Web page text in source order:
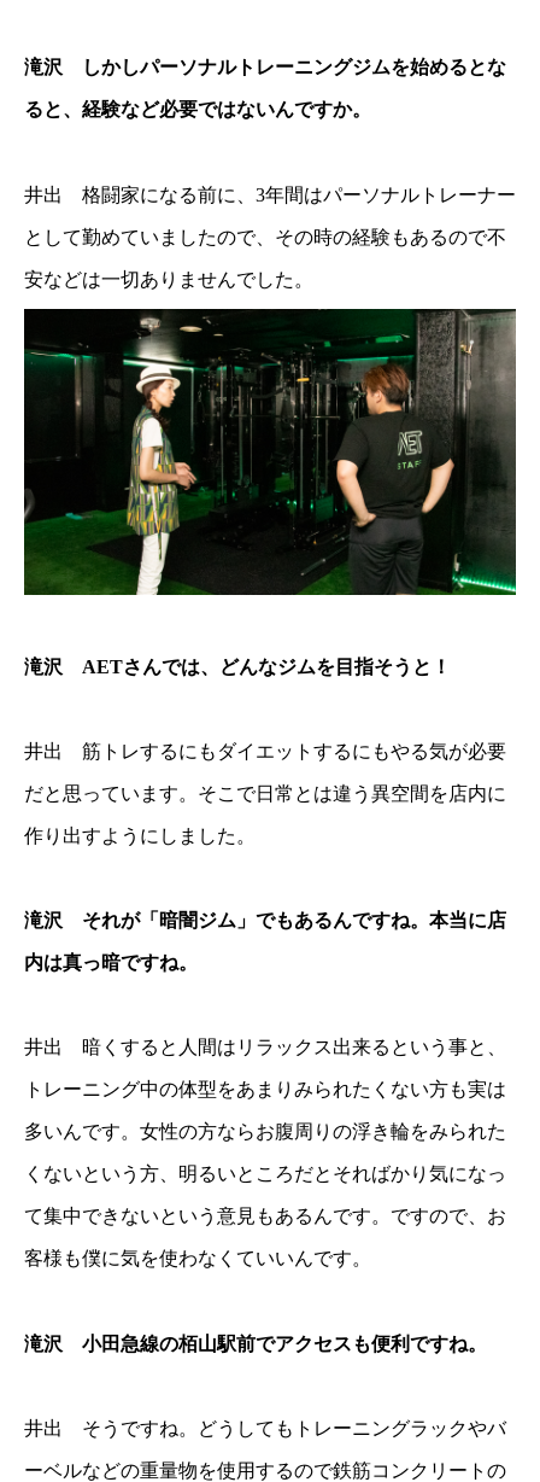
滝沢 しかしパーソナルトレーニングジムを始めるとな
ると、経験など必要ではないんですか。
井出 格闘家になる前に、3年間はパーソナルトレーナー
として勤めていましたので、その時の経験もあるので不
安などは一切ありませんでした。
滝沢 AETさんでは、どんなジムを目指そうと！
井出 筋トレするにもダイエットするにもやる気が必要
だと思っています。そこで日常とは違う異空間を店内に
作り出すようにしました。
滝沢 それが「暗闇ジム」でもあるんですね。本当に店
内は真っ暗ですね。
井出 暗くすると人間はリラックス出来るという事と、
トレーニング中の体型をあまりみられたくない方も実は
多いんです。女性の方ならお腹周りの浮き輪をみられた
くないという方、明るいところだとそればかり気になっ
て集中できないという意見もあるんです。ですので、お
客様も僕に気を使わなくていいんです。
滝沢 小田急線の栢山駅前でアクセスも便利ですね。
井出 そうですね。どうしてもトレーニングラックやバ
ーベルなどの重量物を使用するので鉄筋コンクリートの